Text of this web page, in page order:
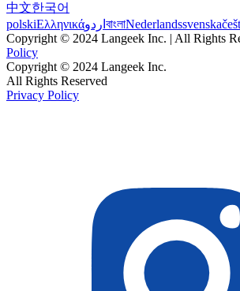
中文한국어
polskiΕλληνικάاردو বাংলাNederlandssvenska
Copyright © 2024 Langeek Inc. | All Rights
Policy
Copyright © 2024 Langeek Inc.
All Rights Reserved
Privacy Policy